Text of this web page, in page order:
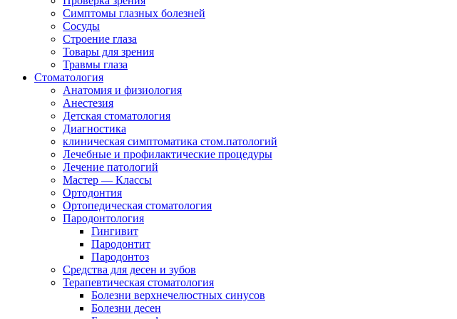
Симптомы глазных болезней
Сосуды
Строение глаза
Товары для зрения
Травмы глаза
Стоматология
Анатомия и физиология
Анестезия
Детская стоматология
Диагностика
клиническая симптоматика стом.патологий
Лечебные и профилактические процедуры
Лечение патологий
Мастер — Классы
Ортодонтия
Ортопедическая стоматология
Пародонтология
Гингивит
Пародонтит
Пародонтоз
Средства для десен и зубов
Терапевтическая стоматология
Болезни верхнечелюстных синусов
Болезни десен